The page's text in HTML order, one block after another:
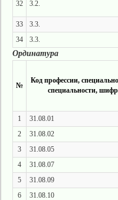
32 3.2.
33 3.3.
34
3.3.
Ординатура
№
Код профессии,
специальности,
1
31.08.01
2
31.08.02
3
31.08.05
4
31.08.07
5
31.08.09
6
31.08.10